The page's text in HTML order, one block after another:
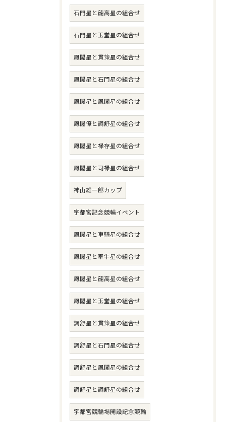
石門星と龍高星の組合せ
石門星と玉堂星の組合せ
鳳閣星と貫策星の組合せ
鳳閣星と石門星の組合せ
鳳閣星と鳳閣星の組合せ
鳳閣僚と調舒星の組合せ
鳳閣星と禄存星の組合せ
鳳閣星と司禄星の組合せ
神山雄一郎カップ
宇都宮記念競輪イベント
鳳閣星と車騎星の組合せ
鳳閣星と牽牛星の組合せ
鳳閣星と龍高星の組合せ
鳳閣星と玉堂星の組合せ
調舒星と貫策星の組合せ
調舒星と石門星の組合せ
調舒星と鳳閣星の組合せ
調舒星と調舒星の組合せ
宇都宮競輪場開設記念競輪